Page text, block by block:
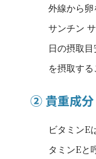
外線から
サンチン
日の摂取
を摂取する
② 貴重成分
ビタミンE
タミンEと